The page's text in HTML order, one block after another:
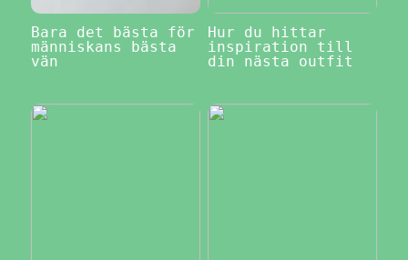
Bara det bästa för
människans bästa
vän
Hur du hittar
inspiration till
din nästa outfit